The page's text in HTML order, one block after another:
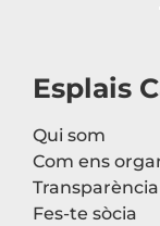
Esplais
Qui som
Com ens
Transparència
Fes-te sòcia